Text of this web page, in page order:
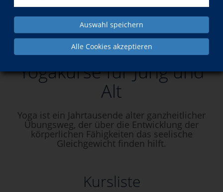
Auswahl speichern
Alle Cookies akzeptieren
Yogakurse für Jung und Alt
Yogakurse für Jung und
Alt
Yoga ist ein Jahrtausende alter ganzheitlicher
Übungsweg, der über die Entwicklung der
körperlichen Fähigkeiten das seelische
Gleichgewicht finden hilft.
Kursliste